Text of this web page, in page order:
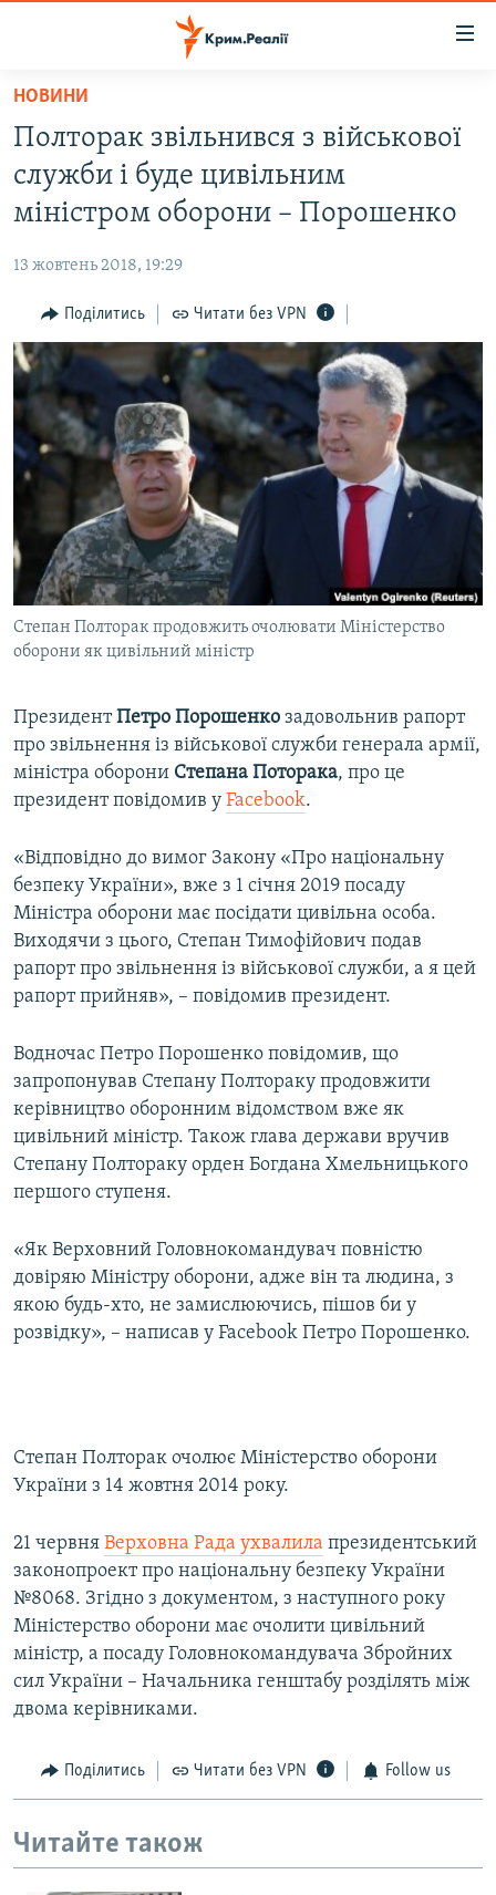
Перейти
основного
матеріалу
Перейти
до
основної
Перейти
до
пошуку
ВОДА.КРИМ
ВІДЕО ТА ФОТО
БЛОГИ
ПОГЛЯД
ІНТЕРВ'Ю
ВСЕ ЗА ДЕНЬ
СПЕЦПРОЕКТИ
ДЕПОРТАЦІЯ
ВІДЕОУРОКИ «ELIFBE»
СВІДЧЕННЯ ОКУПАЦІЇ
УКРАЇНСЬКА ПРОБЛЕМА КРИМУ
ІНФОГРАФІКА
ЯК ОБІЙТИ БЛОКУВАННЯ
Русский
Qırımtatar
ДОЛУЧАЙСЯ!
Усі сайти RFE/RL
НОВИНИ
Полторак звільнився з військової
служби і буде цивільним
міністром оборони – Порошенко
13 жовтень 2018, 19:29
Поділитись Читати без VPN
Степан Полторак продовжить очолювати Міністерство
оборони як цивільний міністр
ПрезидентПетро Порошенко задовольнив рапорт
про звільнення із військової служби генерала армії,
міністра оборони Степана Поторака, про це
президент повідомив у Facebook.
«Відповідно до вимог Закону «Про національну
безпеку України», вже з 1 січня 2019 посаду
Міністра оборони має посідати цивільна особа.
Виходячи з цього, Степан Тимофійович подав
рапорт про звільнення із військової служби, а я цей
рапорт прийняв», – повідомив президент.
Водночас Петро Порошенко повідомив, що
запропонував Степану Полтораку продовжити
керівництво оборонним відомством вже як
цивільний міністр. Також глава держави вручив
Степану Полтораку орден Богдана Хмельницького
першого ступеня.
«Як Верховний Головнокомандувач повністю
довіряю Міністру оборони, адже він та людина, з
якою будь-хто, не замислюючись, пішов би у
розвідку», – написав у Facebook Петро Порошенко.
Степан Полторак очолює Міністерство оборони
України з 14 жовтня 2014 року.
21 червня Верховна Рада ухвалила президентський
законопроект про національну безпеку України
№8068. Згідно з документом, з наступного року
Міністерство оборони має очолити цивільний
міністр, а посаду Головнокомандувача Збройних
сил України – Начальника генштабу розділять між
двома керівниками.
Поділитись Читати без VPN Follow us
Читайте також